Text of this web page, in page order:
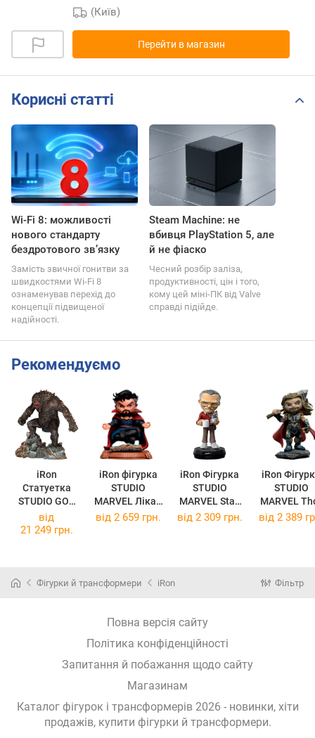
(Київ)
Перейти в магазин
Корисні статті
Wi-Fi 8: можливості
нового стандарту
бездротового зв’язку
Замість звичної гонитви за
швидкостями Wi-Fi 8
ознаменував перехід до
концепції підвищеної
надійності.
Steam Machine: не
вбивця PlayStation 5, але
й не фіаско
Чесний розбір заліза,
продуктивності, цін і того,
кому цей міні-ПК від Valve
справді підійде.
Рекомендуємо
iRon
Статуетка
STUDIO GOD
OF WAR Orge
Statue Art
(SOGAME4912
iRon фігурка
STUDIO
MARVEL Лікар
Strange в
MARCAS70522
2-MC)
iRon Фігурка
STUDIO
MARVEL Stan
Lee with
iRon
STUDIO
MARVEL
Love and
від
21 249 грн.
від 2 659 грн. від 2 309 грн. від 2 389
Фігурки й трансформери iRon Фільтр
Повна версія сайту
Політика конфіденційності
Запитання й побажання щодо сайту
Магазинам
Каталог фігурок і трансформерів 2026 - новинки, хіти
продажів, купити фігурки й трансформери.